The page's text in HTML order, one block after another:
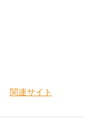
関連サイト